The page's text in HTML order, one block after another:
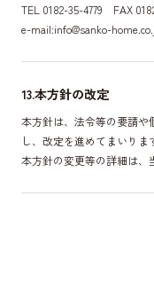
TEL 0182-35-4779 FAX
e-mail:info@sanko-
13.本方針の改定
本方針は、法令等の要請や
し、改定を進めてまいりま
本方針の変更等の詳細は、